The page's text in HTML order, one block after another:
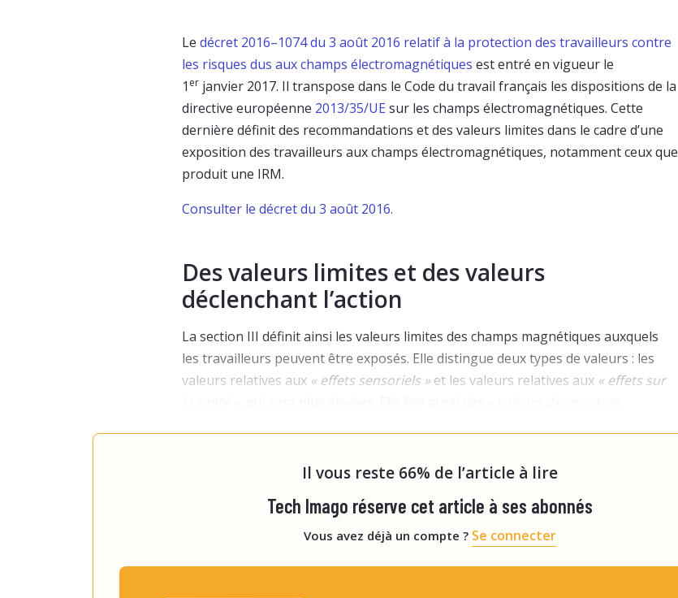
Le décret 2016–1074 du 3 août 2016 relatif à la protection des travailleurs contre
les risques dus aux champs électromagnétiques est entré en vigueur le
1 erjanvier 2017. Il transpose dans le Code du travail français les dispositions de la
directive européenne 2013/35/UE sur les champs électromagnétiques. Cette
dernière définit des recommandations et des valeurs limites dans le cadre d’une
exposition des travailleurs aux champs électromagnétiques, notamment ceux que
produit une IRM.
Consulter le décret du 3 août 2016.
Des valeurs limites et des valeurs
déclenchant l’action
La section III définit ainsi les valeurs limites des champs magnétiques auxquels
les travailleurs peuvent être exposés. Elle distingue deux types de valeurs : les
valeurs relatives aux « effets sensoriels »et les valeurs relatives aux « effets sur
Il vous reste 66% de l’article à lire
Tech Imago réserve cet article à ses abonnés
Vous avez déjà un compte ? Se connecter